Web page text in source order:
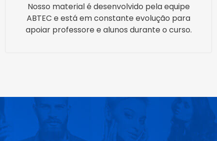
Nosso material é desenvolvido pela equipe
ABTEC e está em constante evolução para
apoiar professore e alunos durante o curso.